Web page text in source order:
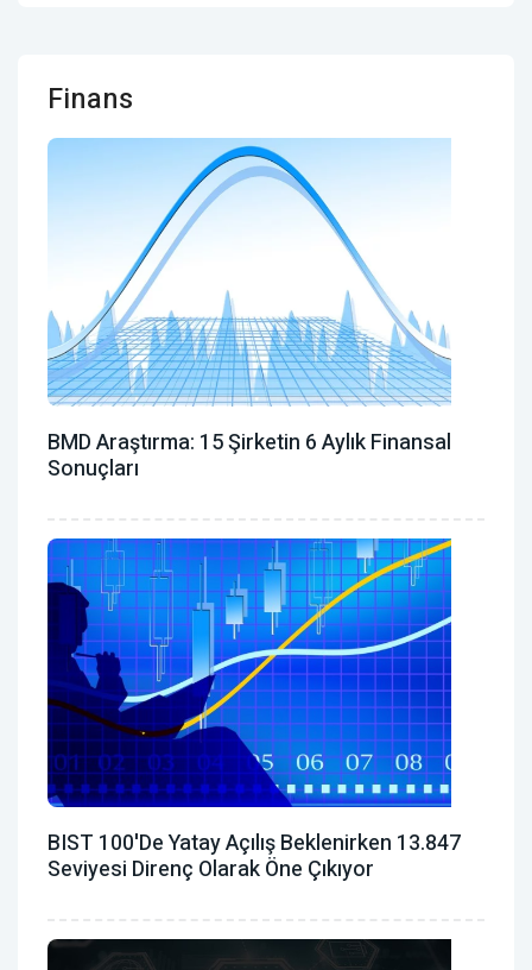
Finans
BMD Araştırma: 15 Şirketin 6 Aylık Finansal
Sonuçları
BIST 100'de Yatay Açılış Beklenirken 13.847
Seviyesi Direnç Olarak Öne Çıkıyor